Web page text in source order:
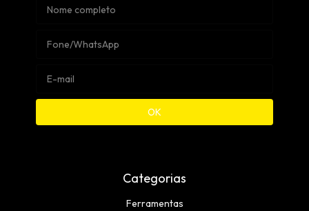
Categorias
Ferramentas